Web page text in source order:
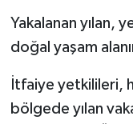
Yakalanan yılan,
doğal yaşam
İtfaiye yetkilileri,
bölgede yılan